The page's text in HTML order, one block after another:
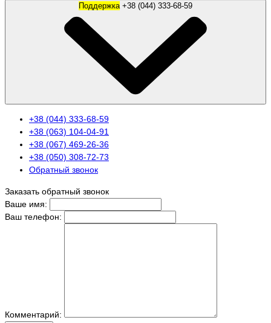
Поддержка
+38 (044) 333-68-59
+38 (063) 104-04-91
+38 (067) 469-26-36
+38 (050) 308-72-73
Обратный звонок
Заказать обратный звонок
Ваше имя:
Ваш телефон:
Комментарий: